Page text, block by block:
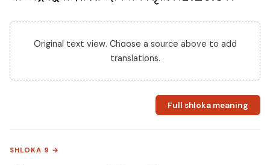
Original text view. Choose a source above to add
translations.
Full shloka meaning
SHLOKA 9 →